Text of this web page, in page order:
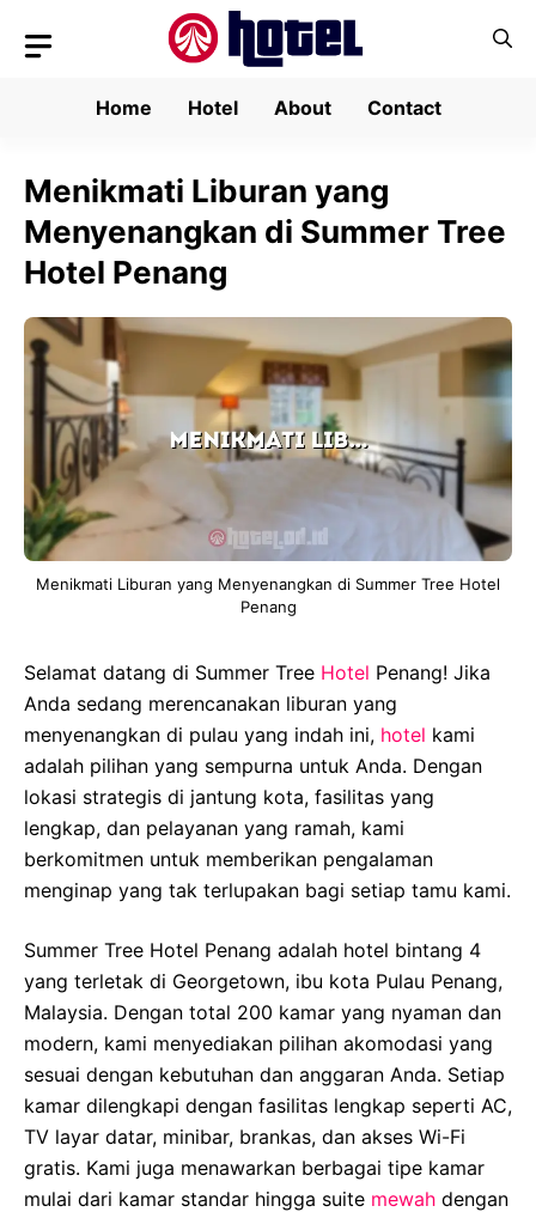
Home
Hotel About Contact
Menikmati Liburan yang
Menyenangkan di Summer Tree
Hotel Penang
Menikmati Liburan yang Menyenangkan di Summer Tree Hotel
Penang
Selamat datang di Summer Tree Hotel Penang! Jika
Anda sedang merencanakan liburan yang
menyenangkan di pulau yang indah ini, hotel kami
adalah pilihan yang sempurna untuk Anda. Dengan
lokasi strategis di jantung kota, fasilitas yang
lengkap, dan pelayanan yang ramah, kami
berkomitmen untuk memberikan pengalaman
menginap yang tak terlupakan bagi setiap tamu kami.
Summer Tree Hotel Penang adalah hotel bintang 4
yang terletak di Georgetown, ibu kota Pulau Penang,
Malaysia. Dengan total 200 kamar yang nyaman dan
modern, kami menyediakan pilihan akomodasi yang
sesuai dengan kebutuhan dan anggaran Anda. Setiap
kamar dilengkapi dengan fasilitas lengkap seperti AC,
TV layar datar, minibar, brankas, dan akses Wi-Fi
gratis. Kami juga menawarkan berbagai tipe kamar
mulai dari kamar standar hingga suite mewah dengan